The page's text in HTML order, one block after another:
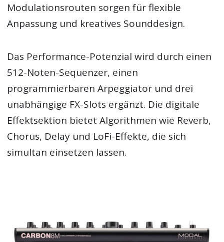
Modulationsrouten sorgen für flexible
Anpassung und kreatives Sounddesign.
Das Performance-Potenzial wird durch einen
512-Noten-Sequenzer, einen
programmierbaren Arpeggiator und drei
unabhängige FX-Slots ergänzt. Die digitale
Effektsektion bietet Algorithmen wie Reverb,
Chorus, Delay und LoFi-Effekte, die sich
simultan einsetzen lassen.